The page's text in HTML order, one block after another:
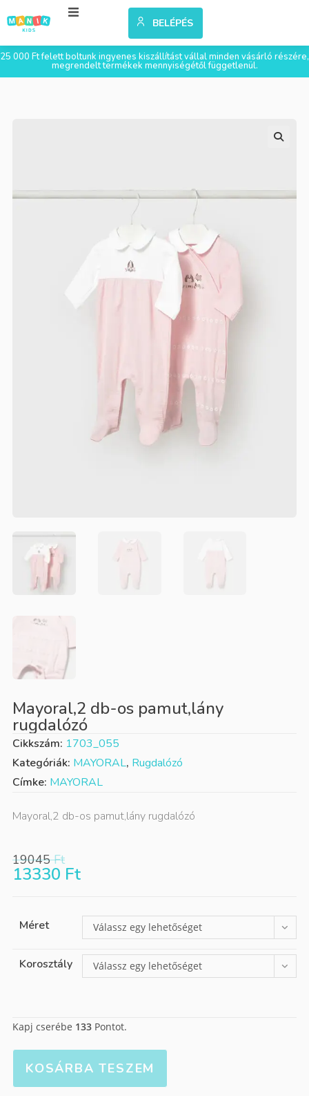
BELÉPÉS
25 000 Ft felett boltunk ingyenes kiszállítást vállal minden vásárló részére,
megrendelt termékek mennyiségétől függetlenül.
Mayoral,2 db-os pamut,lány
rugdalózó
Cikkszám: 1703_055
Kategóriák: MAYORAL, Rugdalózó
Címke: MAYORAL
Mayoral,2 db-os pamut,lány rugdalózó
19045Ft
13330 Ft
Méret Válassz egy lehetőséget
Korosztály Válassz egy lehetőséget
Kapj cserébe 133Pontot.
KOSÁRBA TESZEM